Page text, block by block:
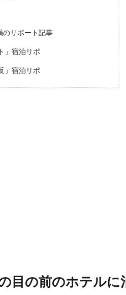
リポート記事
」宿泊リポ
」宿泊リポ
目の前のホテルに